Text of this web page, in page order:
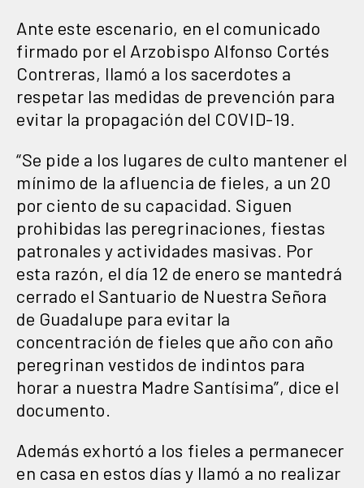
Ante este escenario, en el comunicado
firmado por el Arzobispo Alfonso Cortés
Contreras, llamó a los sacerdotes a
respetar las medidas de prevención para
evitar la propagación del COVID-19.
“Se pide a los lugares de culto mantener el
mínimo de la afluencia de fieles, a un 20
por ciento de su capacidad. Siguen
prohibidas las peregrinaciones, fiestas
patronales y actividades masivas. Por
esta razón, el día 12 de enero se mantedrá
cerrado el Santuario de Nuestra Señora
de Guadalupe para evitar la
concentración de fieles que año con año
peregrinan vestidos de indintos para
horar a nuestra Madre Santísima”, dice el
documento.
Además exhortó a los fieles a permanecer
en casa en estos días y llamó a no realizar